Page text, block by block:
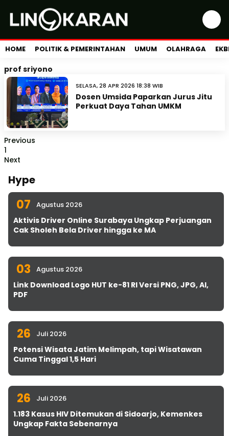
HOME POLITIK & PEMERINTAHAN UMUM OLAHRAGA
prof sriyono
SELASA, 28 APR 2026 18:38 WIB
Dosen Umsida Paparkan Jurus Jitu
Perkuat Daya Tahan UMKM
Previous
1
Next
Hype
07 Agustus 2026
Aktivis Driver Online Surabaya Ungkap Perjuangan
Cak Sholeh Bela Driver hingga ke MA
03 Agustus 2026
Link Download Logo HUT ke-81 RI Versi PNG, JPG, AI,
PDF
26 Juli 2026
Potensi Wisata Jatim Melimpah, tapi Wisatawan
Cuma Tinggal 1,5 Hari
26 Juli 2026
1.183 Kasus HIV Ditemukan di Sidoarjo, Kemenkes
Ungkap Fakta Sebenarnya